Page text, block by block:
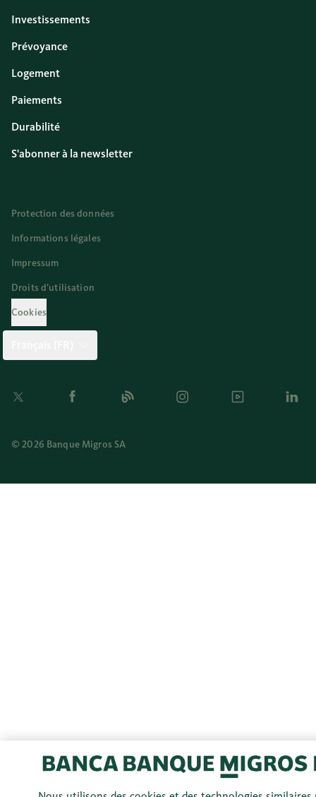
Investissements
Prévoyance
Logement
Paiements
Durabilité
S'abonner à la newsletter
Protection des données
Informations légales
Impressum
Droits d’utilisation
Cookies
Twitter Facebook Blog Instagram Youtube
© 2026 Banque Migros SA